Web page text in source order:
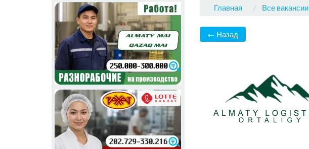
Главная Все вакансии
← Назад